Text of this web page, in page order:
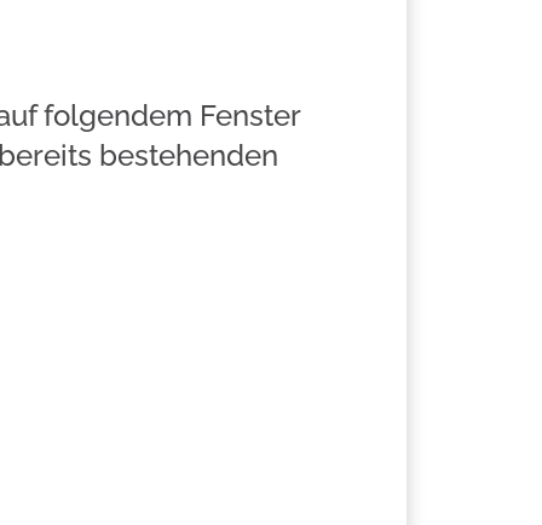
folgendem Fenster
bestehenden